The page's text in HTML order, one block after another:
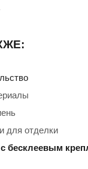
для отделки
бесклеевым